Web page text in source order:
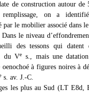
de construction autour de
remplissage, on a
par le mobilier associé dans
le niveau
des tessons qui datent
du Ves., mais une
à figures noires à
s. av. J.-C.
les plus au Sud (LT E8d,